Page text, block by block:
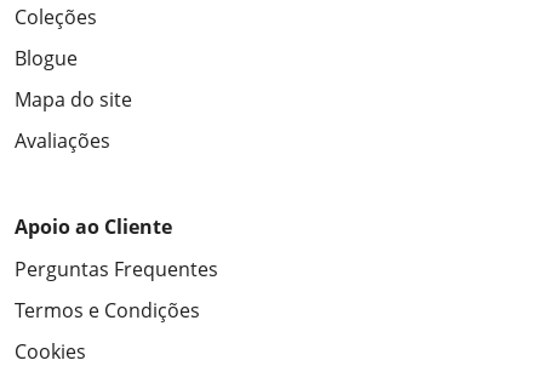
Coleções
Blogue
Mapa do site
Avaliações
Apoio ao Cliente
Perguntas Frequentes
Termos e Condições
Cookies